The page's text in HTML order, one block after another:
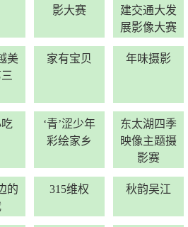
影大赛
建交通大发
展影像大赛
美
家有宝贝 年味摄影
‘青’涩少年
彩绘家乡
东太湖四季
映像主题摄
影赛
的
315维权 秋韵吴江